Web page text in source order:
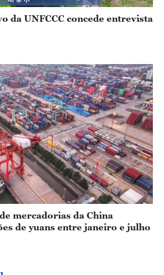
da UNFCCC concede entrevista
mercadorias da China
de yuans entre janeiro e julho